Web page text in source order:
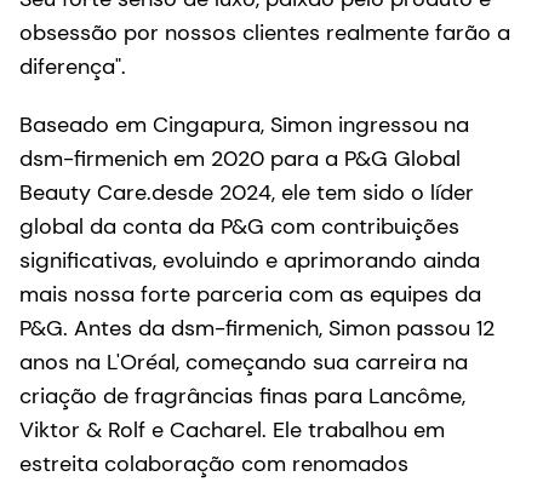
obsessão por nossos clientes realmente farão a
diferença".
Baseado em Cingapura, Simon ingressou na
dsm-firmenich em 2020 para a P&G Global
Beauty Care.desde 2024, ele tem sido o líder
global da conta da P&G com contribuições
significativas, evoluindo e aprimorando ainda
mais nossa forte parceria com as equipes da
P&G. Antes da dsm-firmenich, Simon passou 12
anos na L'Oréal, começando sua carreira na
criação de fragrâncias finas para Lancôme,
Viktor & Rolf e Cacharel. Ele trabalhou em
estreita colaboração com renomados